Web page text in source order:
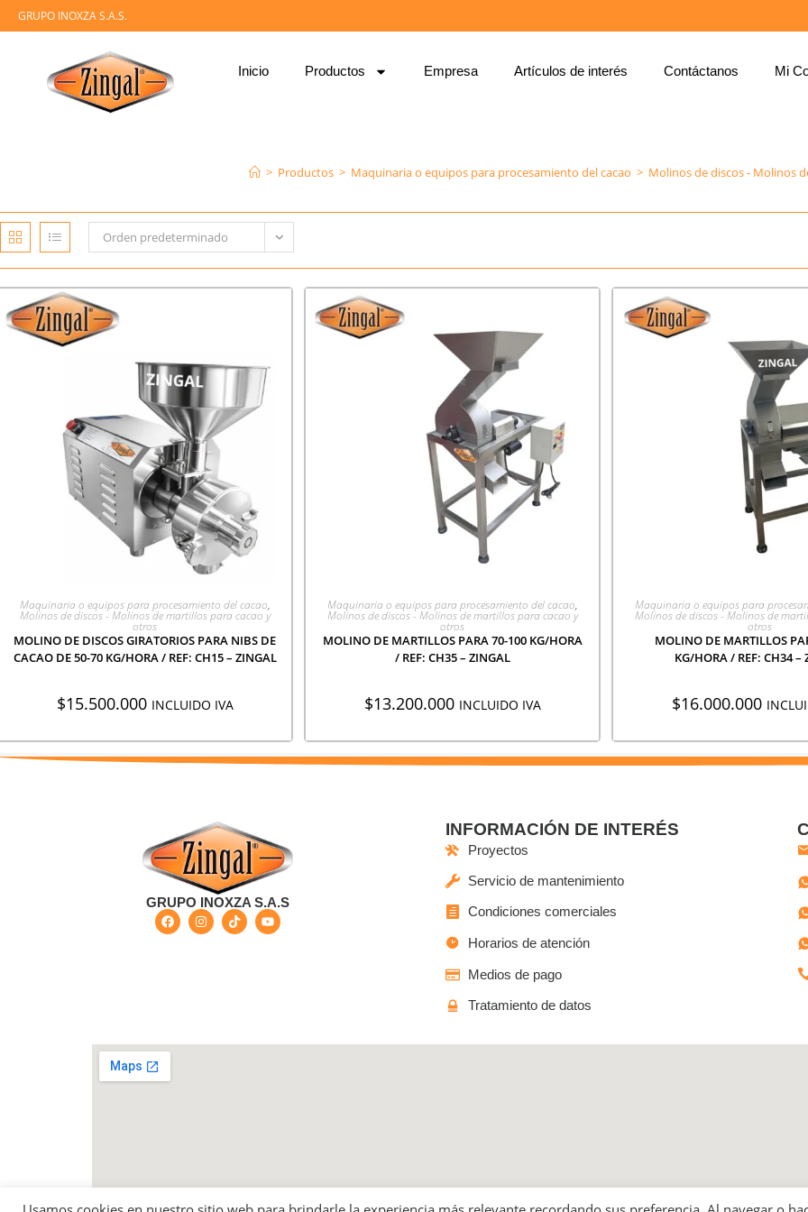
GRUPO INOXZA S.A.S.
Inicio Productos Empresa Artículos de interés Contáctanos Mi
> Productos > Maquinaria o equipos para procesamiento del cacao > Molinos de discos - Molinos
Orden predeterminado
AGREGAR A COTIZACIÓN
Maquinaria o equipos para procesamiento del cacao,
Molinos de discos - Molinos de martillos para cacao y
otros
MOLINO DE DISCOS GIRATORIOS PARA NIBS DE
CACAO DE 50-70 KG/HORA / REF: CH15 – ZINGAL
$15.500.000 INCLUIDO IVA
AGREGAR A COTIZACIÓN
Maquinaria o equipos para procesamiento del cacao,
Molinos de discos - Molinos de martillos para cacao y
otros
MOLINO DE MARTILLOS PARA 70-100 KG/HORA
/ REF: CH35 – ZINGAL
$13.200.000 INCLUIDO IVA
AGREGAR A
Maquinaria o equipos para
Molinos de discos - Molinos de
otros
MOLINO DE MARTILLOS
KG/HORA / REF: CH34 –
$16.000.000
GRUPO INOXZA S.A.S
INFORMACIÓN DE INTERÉS
Proyectos
Servicio de mantenimiento
Condiciones comerciales
Horarios de atención
Medios de pago
Tratamiento de datos